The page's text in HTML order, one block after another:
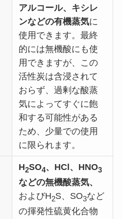
アルコール、キシレ
ンなどの有機蒸気に
使用できます。最終
的には無機酸にも使
用できますが、この
活性炭は含浸されて
おらず、過剰な酸蒸
気によってすぐに飽
和する可能性がある
ため、少量での使用
に限られます。
H2SO4、HCl、HNO3
などの無機酸蒸気、
およびH2S、SO3など
の揮発性硫黄化合物